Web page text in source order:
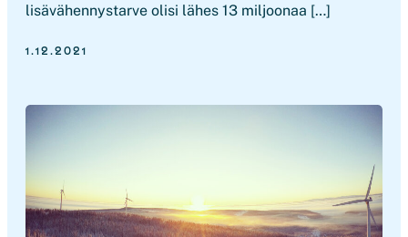
lisävähennystarve olisi lähes 13 miljoonaa […]
1.12.2021